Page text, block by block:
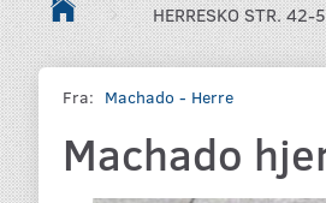
HERRESKO STR. 42-
Fra: Machado - Herre
Machado